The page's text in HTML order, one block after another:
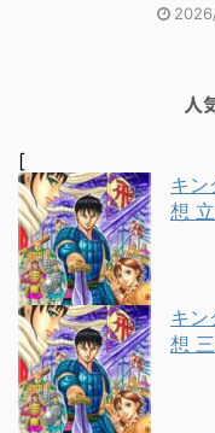
人
[
キ
想
キ
想